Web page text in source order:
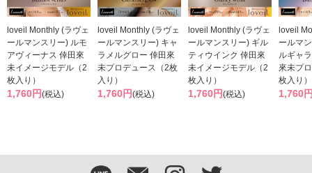
loveil Monthly (ラヴェ
ールマンスリー) ルモ
アヴィーナス 倖田來
未イメージモデル（2
枚入り）
1,760円(税込)
loveil Monthly (ラヴェ
ールマンスリー) キャ
ラメルグロー 倖田來
未プロデュース（2枚
入り）
1,760円(税込)
loveil Monthly (ラヴェ
ールマンスリー) ギル
ティウインク 倖田來
未イメージモデル（2
枚入り）
1,760円(税込)
loveil
ールマ
ルギャ
來未プ
枚入り）
1,760